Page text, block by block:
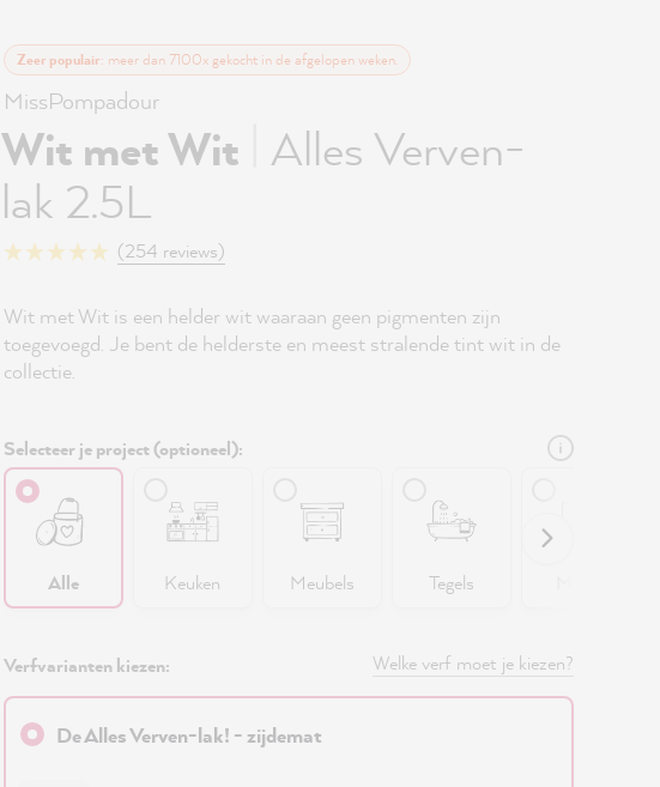
Zeer populair: meer dan 7100x gekocht in de afgelopen weken.
MissPompadour
Wit met Wit Alles Verven-
lak 2.5L
(254 reviews)
Wit met Wit is een helder wit waaraan geen pigmenten zijn
toegevoegd. Je bent de helderste en meest stralende tint wit in de
collectie.
Selecteer je project (optioneel):
Alle Keuken Meubels Tegels
Verfvarianten kiezen: Welke verf moet je kiezen?
De Alles Verven-lak! - zijdemat